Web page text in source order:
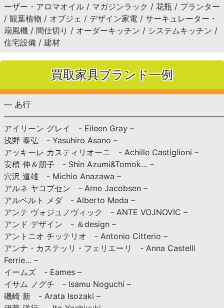
ーザー・アロマオイル / マガジンラック / 花瓶 / プランター
/ 観葉植物 / オブジェ / デザイン家電 / サーキュレーター・
扇風機 / 間仕切り / オーダーキッチン / システムキッチン /
住宅設備 / 建材
買取家具ブランド一例
— あ行
アイリーン グレイ - Eileen Gray –
浅野 泰弘 - Yasuhiro Asano –
アッキーレ カスティリオーニ - Achille Castiglioni –
安積 伸＆朋子 - Shin Azumi&Tomok… –
穴沢 道雄 - Michio Anazawa –
アルネ ヤコブセン - Arne Jacobsen –
アルベルト メダ - Alberto Meda –
アンテ ヴォジュノヴィック - ANTE VOJNOVIC –
アンド デザイン - ＆design –
アントニオ チッテリオ - Antonio Citterio –
アンナ・カステッリ・フェリエーリ - Anna Castelli
Ferrie… –
イームズ - Eames –
イサム ノグチ - Isamu Noguchi –
磯崎 新 - Arata Isozaki –